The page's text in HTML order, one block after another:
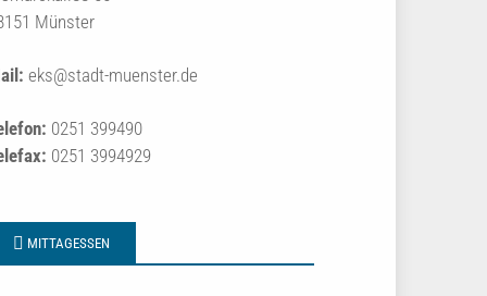
Münster
eks@stadt-muenster.de
0251 399490
0251 3994929
MITTAGESSEN